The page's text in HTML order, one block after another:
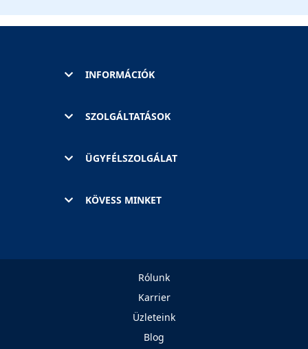
INFORMÁCIÓK
SZOLGÁLTATÁSOK
ÜGYFÉLSZOLGÁLAT
KÖVESS MINKET
Rólunk
Karrier
Üzleteink
Blog